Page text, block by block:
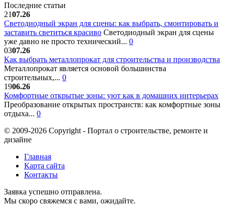
Последние статьи
2107.26
Светодиодный экран для сцены: как выбрать, смонтировать и
заставить светиться красиво Светодиодный экран для сцены
уже давно не просто технический... 0
0307.26
Как выбрать металлопрокат для строительства и производства
Металлопрокат является основой большинства
строительных,... 0
1906.26
Комфортные открытые зоны: уют как в домашних интерьерах
Преобразование открытых пространств: как комфортные зоны
отдыха... 0
© 2009-2026 Copyright - Портал о строительстве, ремонте и
дизайне
Главная
Карта сайта
Контакты
Заявка успешно отправлена.
Мы скоро свяжемся с вами, ожидайте.